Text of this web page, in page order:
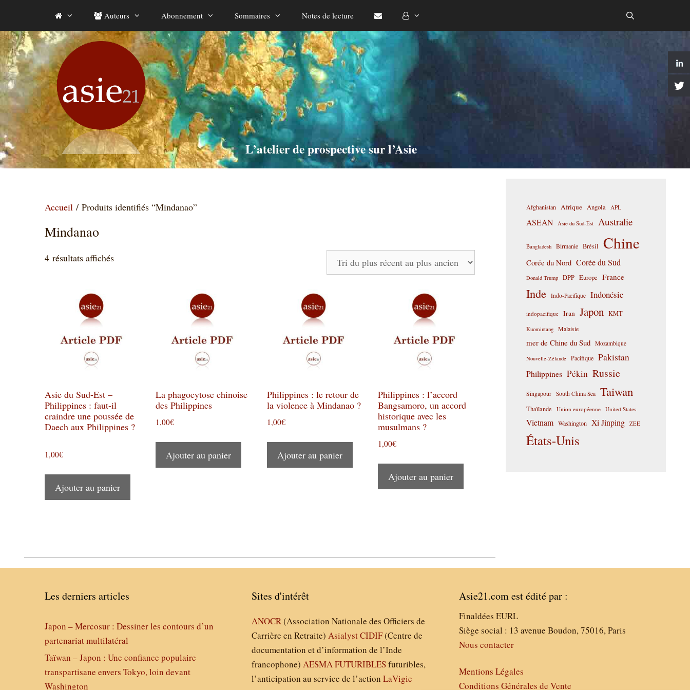
contenu
Auteurs Abonnement Sommaires Notes de lecture
L’atelier de prospective sur l’Asie
Accueil / Produits identifiés “Mindanao”
Mindanao
4 résultats affichésTrié
plus
Asie du Sud-Est –
Philippines : faut-il
craindre une poussée de
Daech aux Philippines ?
1,00€
Ajouter au panier
La phagocytose chinoise
des Philippines
1,00€
Ajouter au panier
Philippines : le retour de
la violence à Mindanao ?
1,00€
Ajouter au panier
Philippines : l’accord
Bangsamoro, un accord
historique avec les
musulmans ?
1,00€
Ajouter au panier
Afghanistan Afrique Angola APL
ASEAN Asie du Sud-Est Australie
Bangladesh Birmanie Brésil Chine
Corée du Nord Corée du Sud
Donald Trump DPP Europe France
Inde Indo-Pacifique Indonésie
indopacifique Iran Japon KMT
Kuomintang Malaisie
mer de Chine du Sud Mozambique
Nouvelle-Zélande Pacifique Pakistan
Philippines Pékin Russie
Singapour South China Sea Taiwan
Thaïlande Union européenne United States
Vietnam Washington Xi Jinping ZEE
États-Unis
Les derniers articles
Japon – Mercosur : Dessiner les contours d’un
partenariat multilatéral
Taïwan – Japon : Une confiance populaire
transpartisane envers Tokyo, loin devant
Washington
Sites d'intérêt
ANOCR(Association Nationale des Officiers de
Carrière en Retraite)AsialystCIDIF(Centre de
documentation et d’information de l’Inde
francophone)AESMAFUTURIBLESfuturibles,
l’anticipation au service de l’actionLaVigie
Asie21.com est édité par :
Finaldées EURL
Siège social : 13 avenue Boudon, 75016, Paris
Nous contacter
Mentions Légales
Conditions Générales de Vente